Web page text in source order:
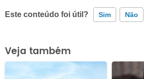
Este conteúdo foi útil? Sim Não
Este conteúdo contém informação
Este conteúdo não tem a informação
Veja também